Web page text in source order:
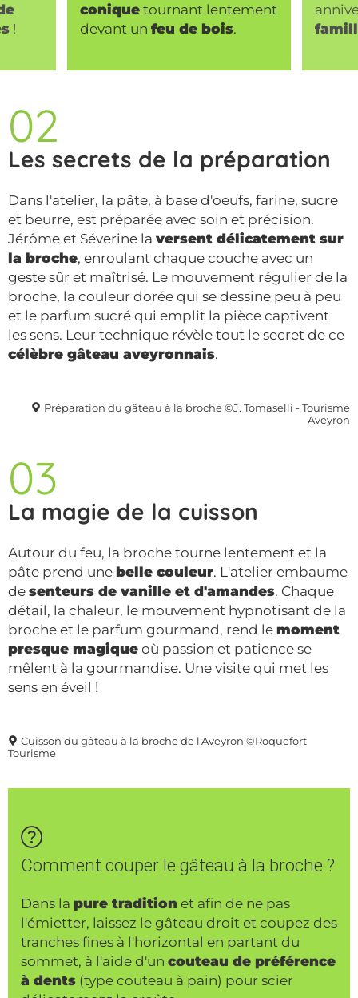
!
conique tournant lentement
devant un feu de bois.
02
Les secrets de la préparation
Dans l'atelier, la pâte, à base d'oeufs, farine, sucre
et beurre, est préparée avec soin et précision.
Jérôme et Séverine la versent délicatement sur
la broche, enroulant chaque couche avec un
geste sûr et maîtrisé. Le mouvement régulier de la
broche, la couleur dorée qui se dessine peu à peu
et le parfum sucré qui emplit la pièce captivent
les sens. Leur technique révèle tout le secret de ce
célèbre gâteau aveyronnais.
Préparation du gâteau à la broche ©J. Tomaselli - Tourisme
Aveyron
Cuisson du gâteau à la broche de l'Aveyron ©Roquefort
Tourisme
03
La magie de la cuisson
Autour du feu, la broche tourne lentement et la
pâte prend une belle couleur. L'atelier embaume
de senteurs de vanille et d'amandes. Chaque
détail, la chaleur, le mouvement hypnotisant de la
broche et le parfum gourmand, rend le moment
presque magique où passion et patience se
mêlent à la gourmandise. Une visite qui met les
sens en éveil !
Comment couper le gâteau à la broche ?
Dans la pure tradition et afin de ne pas
l'émietter, laissez le gâteau droit et coupez des
tranches fines à l'horizontal en partant du
sommet, à l'aide d'un couteau de préférence
à dents (type couteau à pain) pour scier